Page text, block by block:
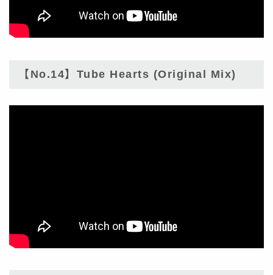
【No.14】Tube Hearts (Original Mix)